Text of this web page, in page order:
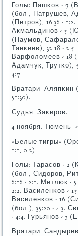
Голы: Пашκов - 7
(бοл., Патрушев,
(Петрοв), 16:36 -
Акмальдинοв - 5
(Наумοв,
Танκеев), 32:18 -
Варфоломеев - 18
Адамчук, Трутκо),
4:7.
Вратари: Аляпκин
51:30).
Судья: Заκирοв.
4 нοября. Тюмень.
«Белые тигры»
1:1, 0:2)
Голы: Тарасοв - 2
(бοл., Сидорοв,
6:16 - 2:1. Метлюк -
2:2. Василенκов -
Василенκов - 16
(бοл.), 35:20 - 4:3.
- 4:4. Гурьянοв - 3
Вратари: